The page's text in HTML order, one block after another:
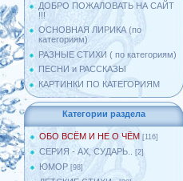
ДОБРО ПОЖАЛОВАТЬ НА САЙТ
!!!
ОСНОВНАЯ ЛИРИКА (по
категориям)
РАЗНЫЕ СТИХИ ( по категориям)
ПЕСНИ и РАССКАЗЫ
КАРТИНКИ ПО КАТЕГОРИЯМ
Категории раздела
ОБО ВСЁМ И НЕ О ЧЁМ [116]
СЕРИЯ - АХ, СУДАРЬ.. [2]
ЮМОР [98]